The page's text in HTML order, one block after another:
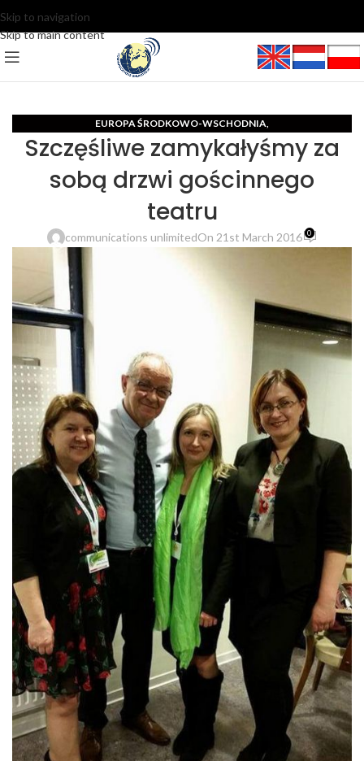
Skip to navigation
Skip to main content
EUROPA ŚRODKOWO-WSCHODNIA
MIĘDZYNARODOWE CENTRUM DZIENNIKARSKIE I PR
Szczęśliwe zamykałyśmy za
sobą drzwi gościnnego
teatru
communications unlimitedOn 21st March 2016 0